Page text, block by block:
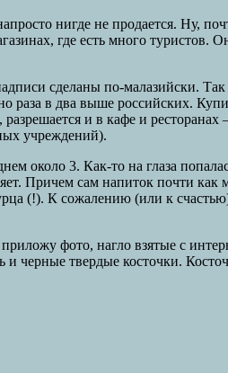
нигде не продается. Ну,
где есть много туристов.
сделаны по-малазийски.
раза в два выше российских.
и в кафе и ресторанах
учреждений).
около 3. Как-то на глаза
Причем сам напиток почти как
(!). К сожалению (или к
фото, нагло взятые с
черные твердые косточки.